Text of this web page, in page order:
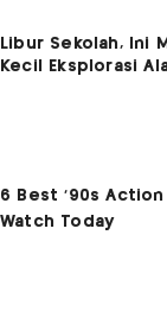
Libur Sekolah, Ini
Kecil Eksplorasi